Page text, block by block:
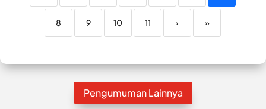
8 9 10 11 › »
Pengumuman Lainnya